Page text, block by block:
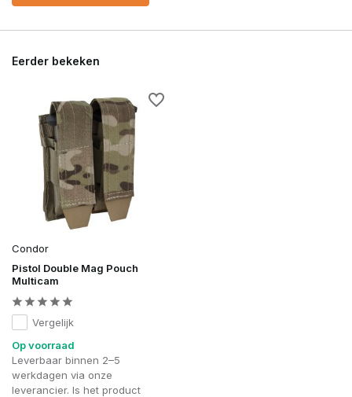
Eerder bekeken
Condor
Pistol Double Mag Pouch
Multicam
Vergelijk
Op voorraad
Leverbaar binnen 2–5
werkdagen via onze
leverancier. Is het product